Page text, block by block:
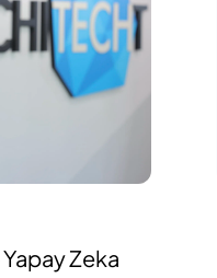
Yapay Zeka